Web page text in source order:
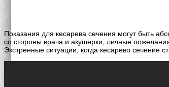
Показания для кесарева сечения могут быть
со стороны врача и акушерки, личные
Экстренные ситуации, когда кесарево сечение